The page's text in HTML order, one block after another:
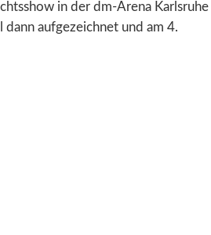
in der dm-Arena Karlsruhe
aufgezeichnet und am 4.